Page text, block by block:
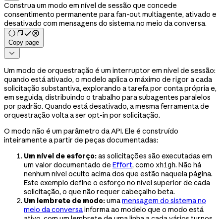
Construa um modo em nível de sessão que concede
consentimento permanente para fan-out multiagente, ativado e
desativado com mensagens do sistema no meio da conversa.
Copy page

Um modo de orquestração é um interruptor em nível de sessão:
quando está ativado, o modelo aplica o máximo de rigor a cada
solicitação substantiva, explorando a tarefa por conta própria e,
em seguida, distribuindo o trabalho para subagentes paralelos
por padrão. Quando está desativado, a mesma ferramenta de
orquestração volta a ser opt-in por solicitação.
O modo não é um parâmetro da API. Ele é construído
inteiramente a partir de peças documentadas:
Um nível de esforço:as solicitações são executadas em
um valor documentado de Effort, como xhigh. Não há
nenhum nível oculto acima dos que estão naquela página.
Este exemplo define o esforço no nível superior de cada
solicitação, o que não requer cabeçalho beta.
Um lembrete de modo:umamensagem do sistema no
meio da conversainforma ao modelo que o modo está